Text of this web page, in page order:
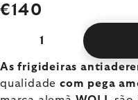
€140
As frigideiras
qualidade com pega